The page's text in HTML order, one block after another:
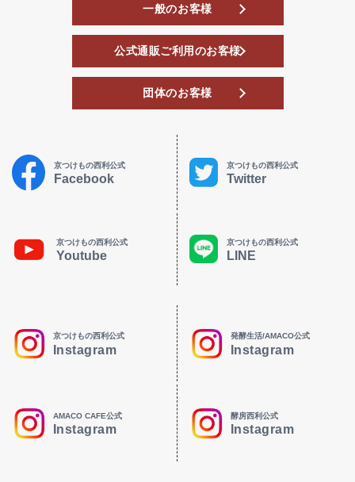
一般のお客様
公式通販ご利用のお客様
団体のお客様
京つけもの西利公式
Facebook
京つけもの西利公式
Twitter
京つけもの西利公式
Youtube
京つけもの西利公式
LINE
京つけもの西利公式
Instagram
発酵生活/AMACO公式
Instagram
AMACO CAFE公式
Instagram
酵房西利公式
Instagram